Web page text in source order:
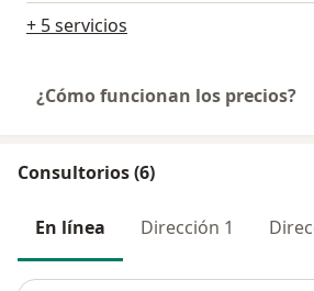
+ 5 servicios
¿Cómo funcionan los precios?
Consultorios (6)
En línea Dirección 1